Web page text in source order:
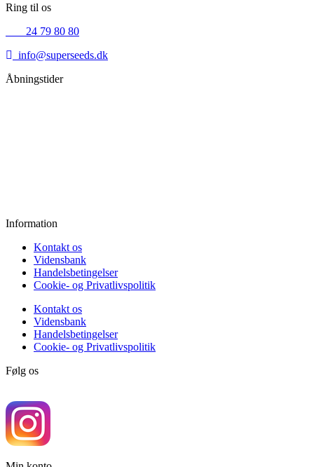
Ring til os
24 79 80 80
info@superseeds.dk
Åbningstider
Information
Kontakt os
Vidensbank
Handelsbetingelser
Cookie- og Privatlivspolitik
Kontakt os
Vidensbank
Handelsbetingelser
Cookie- og Privatlivspolitik
Følg os